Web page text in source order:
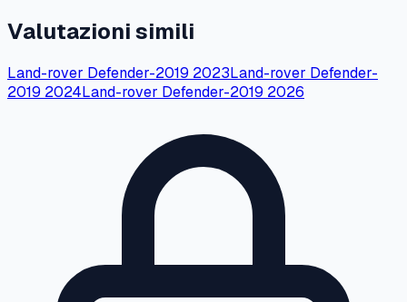
Valutazioni simili
Land-rover Defender-2019 2023Land-rover Defender-
2019 2024Land-rover Defender-2019 2026